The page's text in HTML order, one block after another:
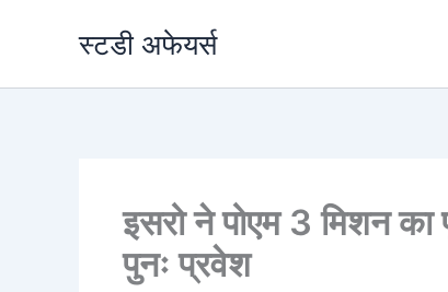
स्टडी अफेयर्स
इसरो ने पोएम 3 मिशन
पुनः प्रवेश